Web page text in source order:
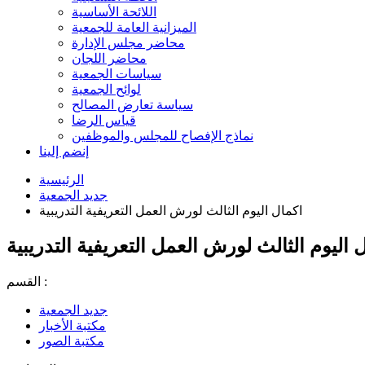
اللائحة الأساسية
الميزانية العامة للجمعية
محاضر مجلس الإدارة
محاضر اللجان
سياسات الجمعية
لوائح الجمعية
سياسة تعارض المصالح
قياس الرضا
نماذج الإفصاح للمجلس والموظفين
إنضم إلينا
الرئيسية
جديد الجمعية
اكمال اليوم الثالث لورش العمل التعريفية التدريبية
اليوم الثالث لورش العمل التعريفية التدريبية
القسم :
جديد الجمعية
مكتبة الأخبار
مكتبة الصور